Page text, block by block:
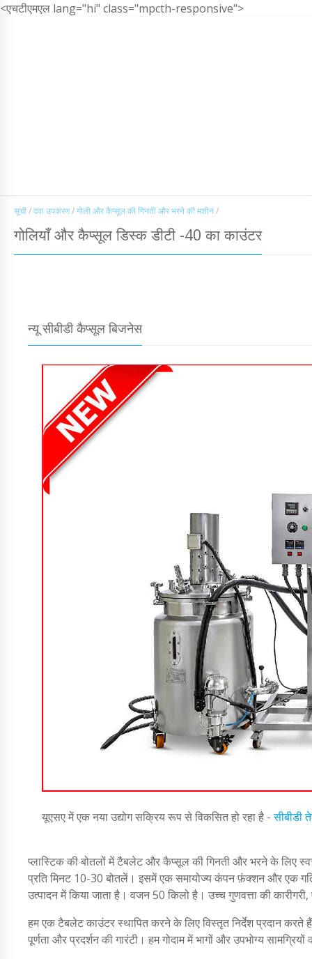
<एचटीएमएल lang="hi" class="mpcth-responsive">
सूची/दवा उपकरण/गोली और कैप्सूल की गिनती और भरने की मशीन/
गोलियाँ और कैप्सूल डिस्क डीटी -40 का काउंटर
न्यू सीबीडी कैप्सूल बिजनेस
यूएसए में एक नया उद्योग सक्रिय रूप से विकसित हो रहा है -सीबीडी
प्लास्टिक की बोतलों में टैबलेट और कैप्सूल की गिनती और भरने के लिए
प्रति मिनट 10-30 बोतलें। इसमें एक समायोज्य कंपन फ़ंक्शन और एक
उत्पादन में किया जाता है। वजन 50 किलो है। उच्च गुणवत्ता की
हम एक टैबलेट काउंटर स्थापित करने के लिए विस्तृत निर्देश प्रदान करते
पूर्णता और प्रदर्शन की गारंटी। हम गोदाम में भागों और उपभोग्य